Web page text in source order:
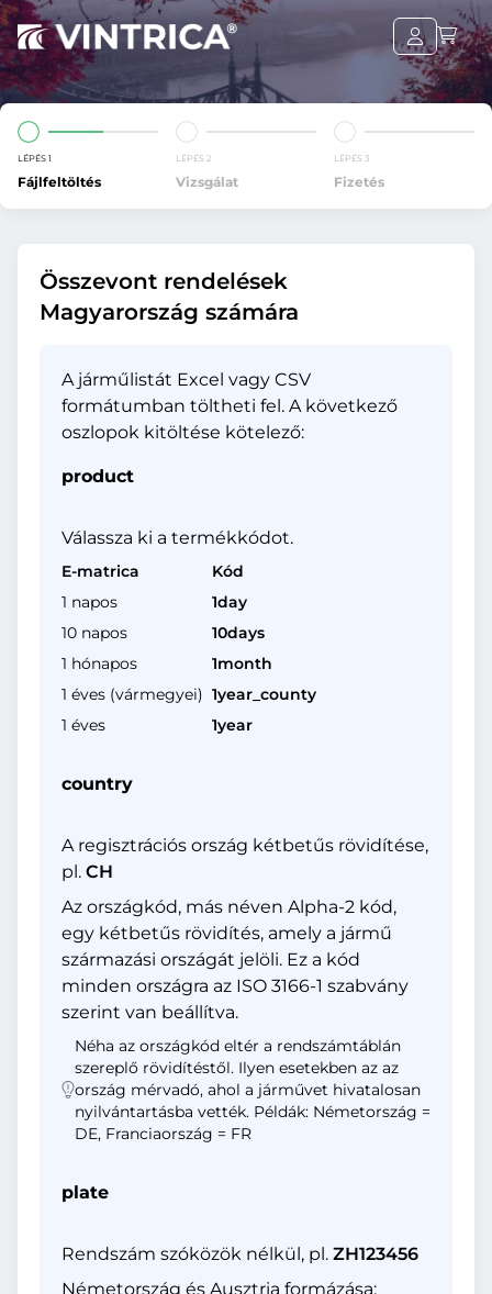
LÉPÉS 1
Fájlfeltöltés
LÉPÉS 2
Vizsgálat
LÉPÉS 3
Fizetés
Összevont rendelések
Magyarország számára
A járműlistát Excel vagy CSV
formátumban töltheti fel. A következő
oszlopok kitöltése kötelező:
product
Válassza ki a termékkódot.
E-matrica
Kód
1 napos
1day
10 napos
10days
1 hónapos
1month
1 éves (vármegyei) 1year_county
1 éves
1year
country
A regisztrációs ország kétbetűs rövidítése,
pl. CH
Az országkód, más néven Alpha-2 kód,
egy kétbetűs rövidítés, amely a jármű
származási országát jelöli. Ez a kód
minden országra az ISO 3166-1 szabvány
szerint van beállítva.
Néha az országkód eltér a rendszámtáblán
szereplő rövidítéstől. Ilyen esetekben az az
ország mérvadó, ahol a járművet hivatalosan
nyilvántartásba vették. Példák: Németország =
DE, Franciaország = FR
plate
Rendszám szóközök nélkül, pl. ZH123456
Németország és Ausztria formázása: